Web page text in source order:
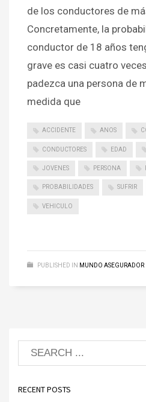
de los conductores de
Concretamente, la
conductor de 18 años
grave es casi cuatro
padezca una persona de
medida que
ACCIDENTE ANOS
CONDUCTORES EDAD
JOVENES PERSONA
PROBABILIDADES SUFRIR
VEHICULO
PUBLISHED IN MUNDO ASEGURADOR
RECENT POSTS